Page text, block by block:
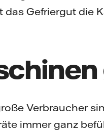
das Gefriergut die
Verbraucher
immer ganz